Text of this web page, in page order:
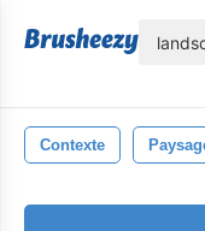
Contexte